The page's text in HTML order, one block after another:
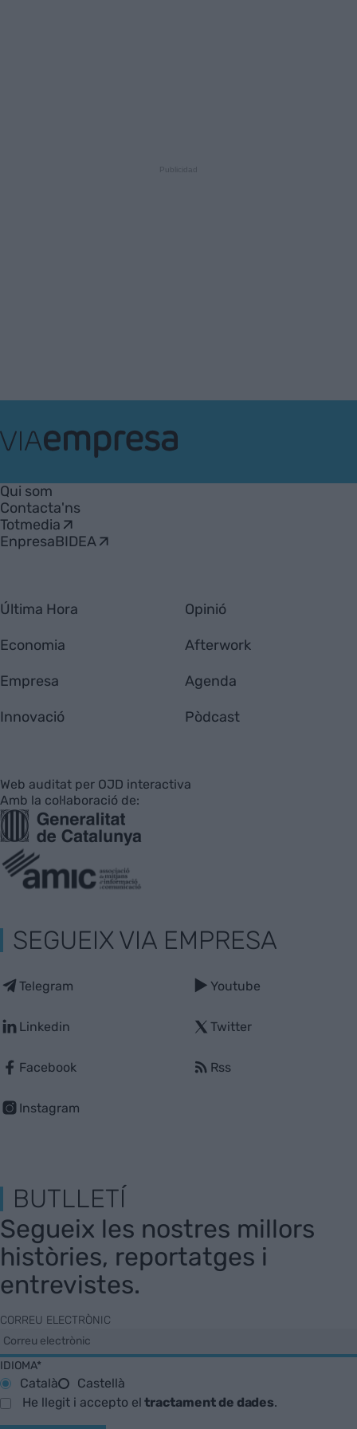
Empresa
Qui som
Contacta'ns
Totmedia
EnpresaBIDEA
Última Hora
Economia
Empresa
Innovació
Opinió
Afterwork
Agenda
Pòdcast
Web auditat per OJD interactiva
Amb la col·laboració de:
SEGUEIX VIA EMPRESA
Telegram
Linkedin
Facebook
Instagram
Youtube
Twitter
Rss
BUTLLETÍ
Segueix les nostres millors
històries, reportatges i
entrevistes.
CORREU ELECTRÒNIC
IDIOMA*
Català
Castellà
He llegit i accepto eltractament de dades.